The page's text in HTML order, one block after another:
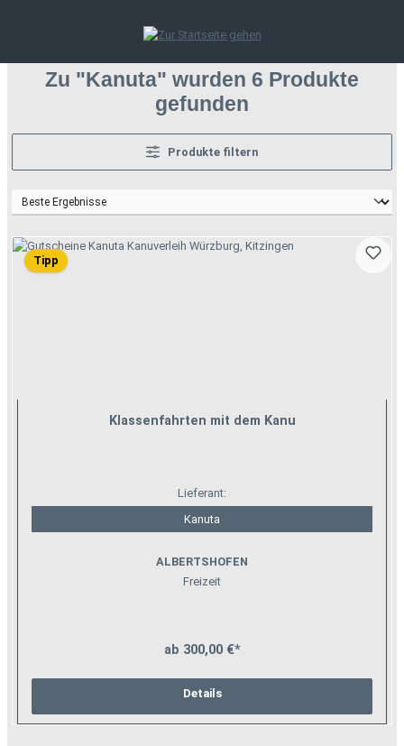
Zu "Kanuta" wurden 6 Produkte
gefunden
Produkte filtern
Tipp
Klassenfahrten mit dem Kanu
Lieferant:
Kanuta
ALBERTSHOFEN
Freizeit
ab 300,00 €*
Details